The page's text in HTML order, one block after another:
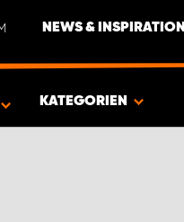
NEWS & INSPIRATION
KATEGORIEN